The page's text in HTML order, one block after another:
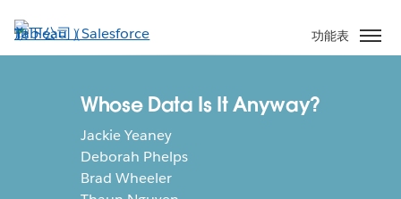
至
主
功能表
Whose Data Is It Anyway?
Jackie Yeaney
Deborah Phelps
Brad Wheeler